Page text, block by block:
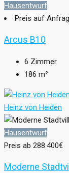
Hausentwurf
Preis auf
Arcus B10
6 Zimmer
186 m²
Heinz von Heiden
Hausentwurf
Preis ab 288.400€
Moderne